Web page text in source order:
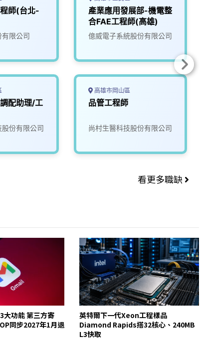
師(台北-
限公司
配助理/工
份有限公司
產業應用發展部-機電整
合FAE工程師(高雄)
億威電子系統股份有限公司
高雄市岡山區
品管工程師
尚村生醫科技股份有限公司
看更多職缺
大功能 第三方寄
同步2027年1月退
英特爾下一代Xeon工程樣品
Diamond Rapids搭32核心、240MB
L3快取